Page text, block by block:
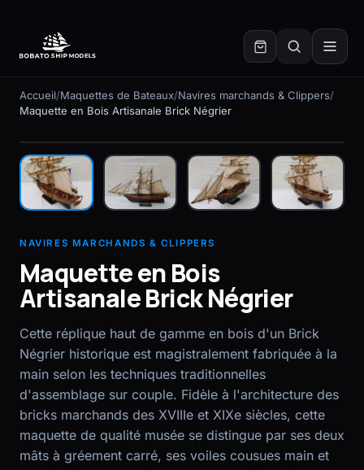
EN FR
Accueil/Maquettes de Bateaux/Navires marchands & Clippers/
Maquette en Bois Artisanale Brick Négrier
En stock
NAVIRES MARCHANDS & CLIPPERS
Maquette en Bois
Artisanale Brick Négrier
Cette réplique haut de gamme en bois d'un Brick
Négrier historique est magistralement fabriquée à la
main selon les techniques traditionnelles
d'assemblage sur couple. Fidèle à l'architecture des
bricks marchands des XVIIIe et XIXe siècles, cette
maquette de qualité musée se distingue par ses deux
mâts à gréement carré, ses voiles cousues main et